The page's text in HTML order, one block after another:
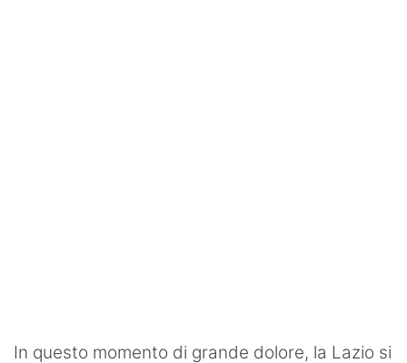
In questo momento di grande dolore, la Lazio si